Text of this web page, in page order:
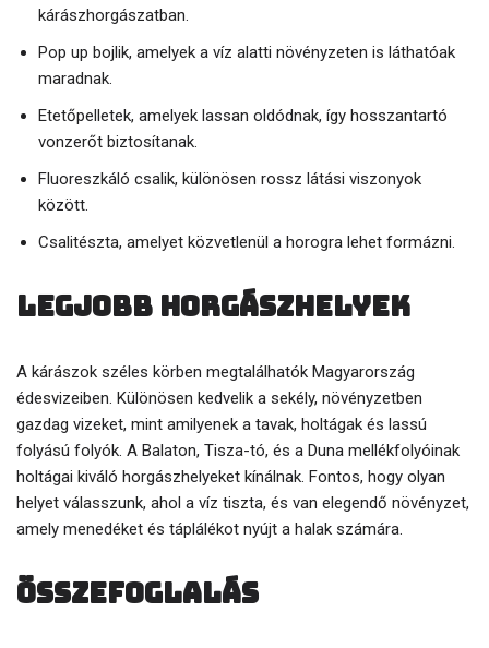
kárászhorgászatban.
Pop up bojlik, amelyek a víz alatti növényzeten is láthatóak
maradnak.
Etetőpelletek, amelyek lassan oldódnak, így hosszantartó
vonzerőt biztosítanak.
Fluoreszkáló csalik, különösen rossz látási viszonyok
között.
Csalitészta, amelyet közvetlenül a horogra lehet formázni.
Legjobb horgászhelyek
A kárászok széles körben megtalálhatók Magyarország
édesvizeiben. Különösen kedvelik a sekély, növényzetben
gazdag vizeket, mint amilyenek a tavak, holtágak és lassú
folyású folyók. A Balaton, Tisza-tó, és a Duna mellékfolyóinak
holtágai kiváló horgászhelyeket kínálnak. Fontos, hogy olyan
helyet válasszunk, ahol a víz tiszta, és van elegendő növényzet,
amely menedéket és táplálékot nyújt a halak számára.
Összefoglalás